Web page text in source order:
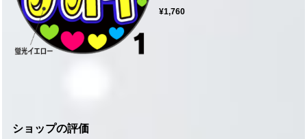
¥1,760
ショップの評価